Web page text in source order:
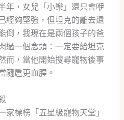
年，女兒「小樂」還只會咿
經夠堅強，但坦克的離去還
倒，我現在是兩個孩子的爸
過一個念頭：一定要給坦克
而，當他開始搜尋寵物後事
隨扈更血腥。
家標榜「五星級寵物天堂」